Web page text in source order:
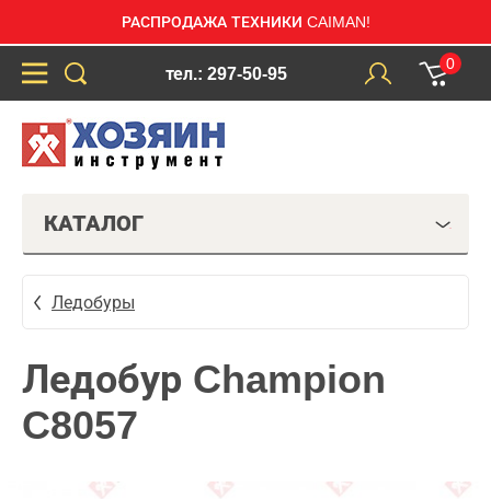
РАСПРОДАЖА ТЕХНИКИ CAIMAN!
тел.: 297-50-95
0
КАТАЛОГ
Ледобуры
Ледобур Champion
C8057